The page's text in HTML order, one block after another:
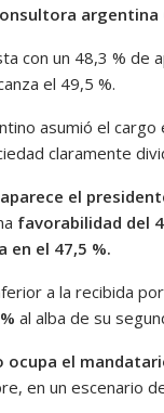
argentina
con un 48,3 %
el 49,5 %.
asumió el
claramente
el
favorabilidad del
en el 47,5 %.
a la recibida
al alba de su
ocupa el
en un escenario